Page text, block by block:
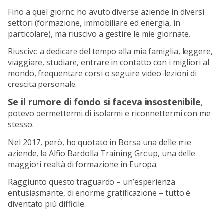
Fino a quel giorno ho avuto diverse aziende in diversi
settori (formazione, immobiliare ed energia, in
particolare), ma riuscivo a gestire le mie giornate.
Riuscivo a dedicare del tempo alla mia famiglia, leggere,
viaggiare, studiare, entrare in contatto con i migliori al
mondo, frequentare corsi o seguire video-lezioni di
crescita personale.
Se il rumore di fondo si faceva insostenibile,
potevo permettermi di isolarmi e riconnettermi con me
stesso.
Nel 2017, però, ho quotato in Borsa una delle mie
aziende, la Alfio Bardolla Training Group, una delle
maggiori realtà di formazione in Europa.
Raggiunto questo traguardo – un’esperienza
entusiasmante, di enorme gratificazione – tutto è
diventato più difficile.